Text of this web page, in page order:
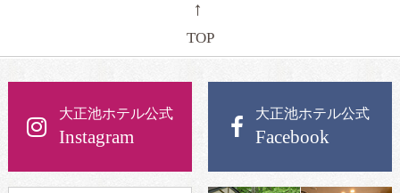
←
TOP
大正池ホテル公式
Instagram
大正池ホテル公式
Facebook